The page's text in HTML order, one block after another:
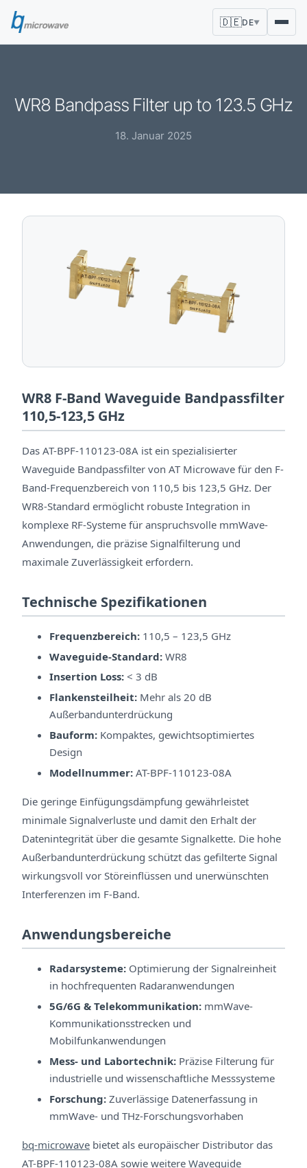
🇩🇪DE▼
WR8 Bandpass Filter up to 123.5 GHz
18. Januar 2025
WR8 F-Band Waveguide Bandpassfilter
110,5-123,5 GHz
Das AT-BPF-110123-08A ist ein spezialisierter
Waveguide Bandpassfilter von AT Microwave für den F-
Band-Frequenzbereich von 110,5 bis 123,5 GHz. Der
WR8-Standard ermöglicht robuste Integration in
komplexe RF-Systeme für anspruchsvolle mmWave-
Anwendungen, die präzise Signalfilterung und
maximale Zuverlässigkeit erfordern.
Technische Spezifikationen
Frequenzbereich: 110,5 – 123,5 GHz
Waveguide-Standard: WR8
Insertion Loss: < 3 dB
Flankensteilheit: Mehr als 20 dB
Außerbandunterdrückung
Bauform: Kompaktes, gewichtsoptimiertes
Design
Modellnummer: AT-BPF-110123-08A
Die geringe Einfügungsdämpfung gewährleistet
minimale Signalverluste und damit den Erhalt der
Datenintegrität über die gesamte Signalkette. Die hohe
Außerbandunterdrückung schützt das gefilterte Signal
wirkungsvoll vor Störeinflüssen und unerwünschten
Interferenzen im F-Band.
Anwendungsbereiche
Radarsysteme: Optimierung der Signalreinheit
in hochfrequenten Radaranwendungen
5G/6G & Telekommunikation: mmWave-
Kommunikationsstrecken und
Mobilfunkanwendungen
Mess- und Labortechnik: Präzise Filterung für
industrielle und wissenschaftliche Messsysteme
Forschung: Zuverlässige Datenerfassung in
mmWave- und THz-Forschungsvorhaben
bq-microwave bietet als europäischer Distributor das
AT-BPF-110123-08A sowie weitere Waveguide